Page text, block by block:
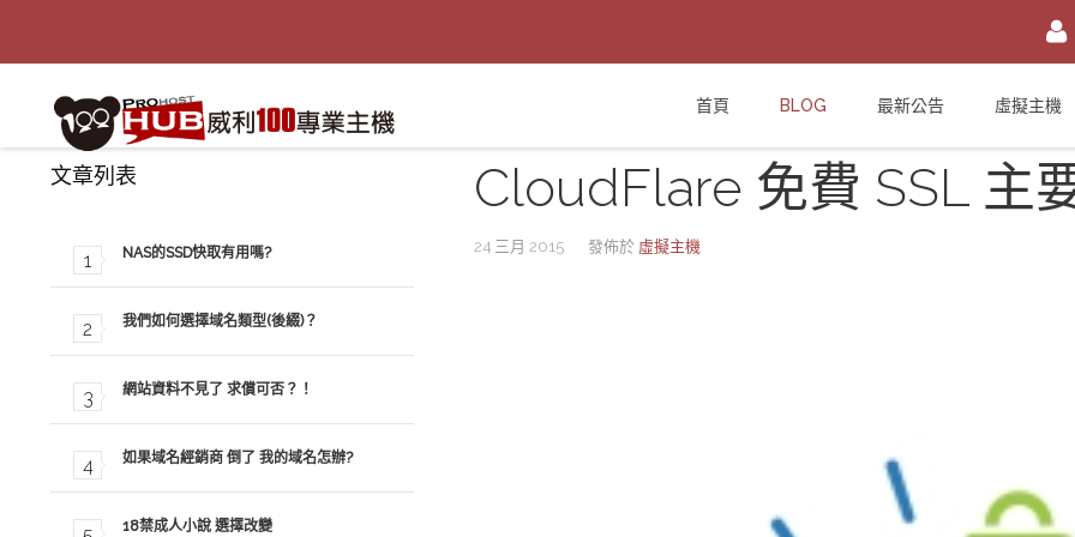
CloudFlare 免費 SSL 主
24 三月 2015 發佈於 虛擬主機
文章列表
NAS的SSD快取有用嗎?
我們如何選擇域名類型(後綴)？
網站資料不見了 求償可否？！
如果域名經銷商 倒了 我的域名怎辦?
18禁成人小說 選擇改變
註冊/登入 或註冊會員
信箱
密碼
首頁 BLOG 最新公告 虛擬主機